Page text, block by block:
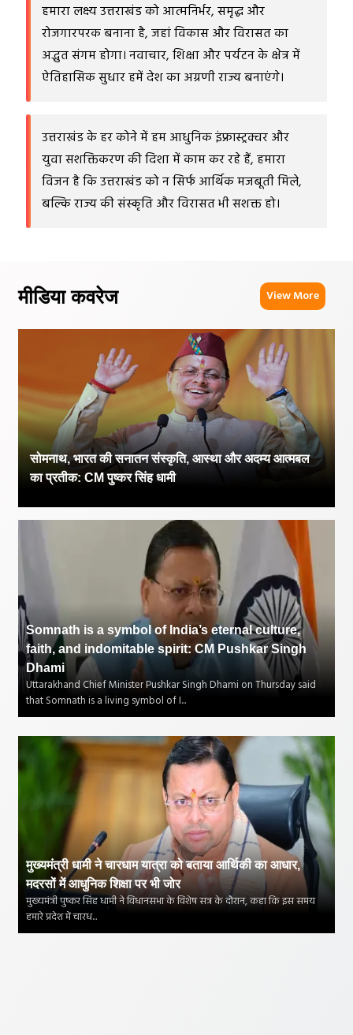
हमारा लक्ष्य उत्तराखंड को आत्मनिर्भर, समृद्ध और
रोजगारपरक बनाना है, जहां विकास और विरासत का
अद्भुत संगम होगा। नवाचार, शिक्षा और पर्यटन के क्षेत्र में
ऐतिहासिक सुधार हमें देश का अग्रणी राज्य बनाएंगे।
उत्तराखंड के हर कोने में हम आधुनिक इंफ्रास्ट्रक्चर और
युवा सशक्तिकरण की दिशा में काम कर रहे हैं, हमारा
विजन है कि उत्तराखंड को न सिर्फ आर्थिक मजबूती मिले,
बल्कि राज्य की संस्कृति और विरासत भी सशक्त हो।
मीडिया कवरेज View More
सोमनाथ, भारत की सनातन संस्कृति, आस्था और अदम्य आत्मबल
का प्रतीक: CM पुष्कर सिंह धामी
Somnath is a symbol of India’s eternal culture,
faith, and indomitable spirit: CM Pushkar Singh
Dhami
Uttarakhand Chief Minister Pushkar Singh Dhami on Thursday said
that Somnath is a living symbol of I...
मुख्यमंत्री धामी ने चारधाम यात्रा को बताया आर्थिकी का आधार,
मदरसों में आधुनिक शिक्षा पर भी जोर
मुख्यमंत्री पुष्कर सिंह धामी ने विधानसभा के विशेष सत्र के दौरान, कहा कि इस समय
हमारे प्रदेश में चारध...